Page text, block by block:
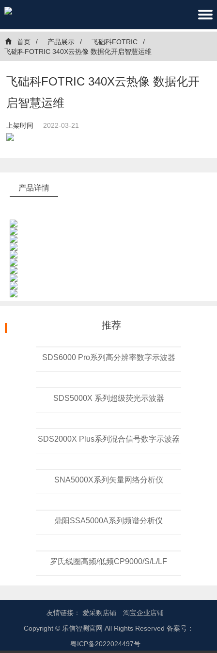
首页 产品展示
飞础科FOTRIC
飞础科FOTRIC 340X云热像 数据化开启智慧运维
飞础科FOTRIC 340X云热像 数据化开
启智慧运维
上架时间 2022-03-21
产品详情
推荐
SDS6000 Pro系列高分辨率数字示波器
SDS5000X 系列超级荧光示波器
SDS2000X Plus系列混合信号数字示波器
SNA5000X系列矢量网络分析仪
鼎阳SSA5000A系列频谱分析仪
罗氏线圈高频/低频CP9000/S/L/LF
友情链接： 爱采购店铺
淘宝企业店铺
Copyright © 乐信智测官网 All Rights Reserved 备案号：
粤ICP备2022024497号